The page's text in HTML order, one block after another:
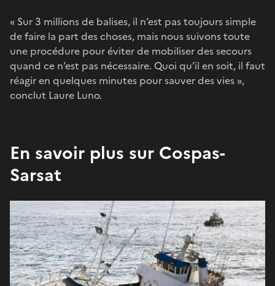
« Sur 3 millions de balises, il n’est pas toujours simple
de faire la part des choses, mais nous suivons toute
une procédure pour éviter de mobiliser des secours
quand ce n’est pas nécessaire. Quoi qu’il en soit, il faut
réagir en quelques minutes pour sauver des vies »,
conclut Laure Luno.
En savoir plus sur Cospas-
Sarsat